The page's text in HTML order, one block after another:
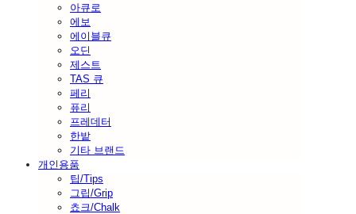
아큐로
에보
에이블큐
오딘
제스트
TAS 큐
페리
퓨리
프레데터
한밭
기타 브랜드
개인용품
팁/Tips
그립/Grip
쵸크/Chalk